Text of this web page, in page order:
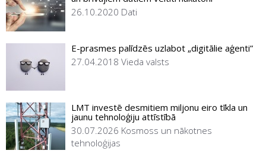
26.10.2020 Dati
E-prasmes palīdzēs uzlabot „digitālie aģenti”
27.04.2018 Vieda valsts
LMT investē desmitiem miljonu eiro tīkla un
jaunu tehnoloģiju attīstībā
30.07.2026 Kosmoss un nākotnes
tehnoloģijas